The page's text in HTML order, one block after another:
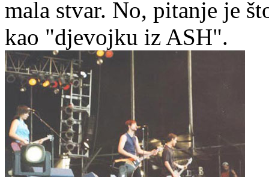
mala stvar. No, pitanje je
kao "djevojku iz ASH".